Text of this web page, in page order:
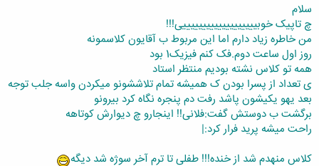
سلام
چ تاپیک خوبیییییییییییییییییییی!!!
من خاطره زیاد دارم اما این مربوط ب آقایون کلاسمونه
روز اول ساعت دوم.فک کنم فیزیک1 بود
همه تو کلاس نشته بودیم منتظر استاد
ی تعداد از پسرا بودن ک همیشه تمام تلاششونو میکردن واسه جلب توجه
بعد یهو یکیشون پاشد رفت دم پنجره نگاه کرد بیرونو
برگشت ب دوستش گفت:فلانی!! اینجارو چ دیوارش کوتاهه
راحت میشه پرید فرار کرد:|
کلاس منهدم شد از خنده!!! طفلی تا ترم آخر سوژه شد دیگه